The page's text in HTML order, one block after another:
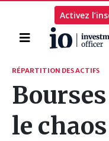
Accueil
Activez
Rechercher
RÉPARTITION DES ACTIFS
le chaos